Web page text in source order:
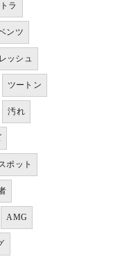
ラ
ンツ
ッシュ
ツートン
汚れ
ポット
AMG